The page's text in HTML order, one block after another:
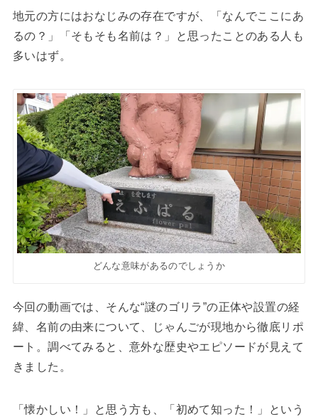
地元の方にはおなじみの存在ですが、「なんでここにあ
るの？」「そもそも名前は？」と思ったことのある人も
多いはず。
どんな意味があるのでしょうか
今回の動画では、そんな“謎のゴリラ”の正体や設置の経
緯、名前の由来について、じゃんごが現地から徹底リポ
ート。調べてみると、意外な歴史やエピソードが見えて
きました。
「懐かしい！」と思う方も、「初めて知った！」という